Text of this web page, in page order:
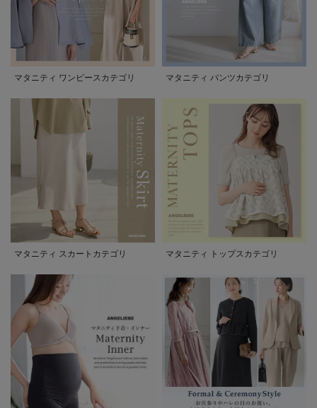
マタニティ ワンピースカテゴリ マタニティ パンツカテゴリ
マタニティ スカートカテゴリ マタニティ トップスカテゴリ